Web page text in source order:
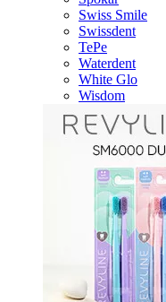
Swiss Smile
Swissdent
TePe
Waterdent
White Glo
Wisdom